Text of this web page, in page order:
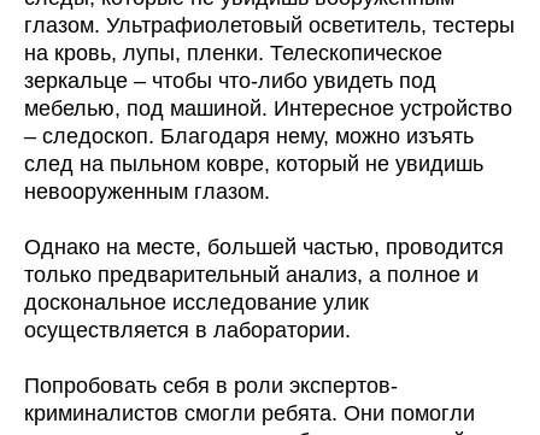
глазом. Ультрафиолетовый осветитель, тестеры
на кровь, лупы, пленки. Телескопическое
зеркальце – чтобы что-либо увидеть под
мебелью, под машиной. Интересное устройство
– следоскоп. Благодаря нему, можно изъять
след на пыльном ковре, который не увидишь
невооруженным глазом.
Однако на месте, большей частью, проводится
только предварительный анализ, а полное и
доскональное исследование улик
осуществляется в лаборатории.
Попробовать себя в роли экспертов-
криминалистов смогли ребята. Они помогли